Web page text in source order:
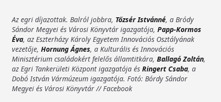
Az egri díjazottak. Balról jobbra, Tőzsér Istvánné, a Bródy
Sándor Megyei és Városi Könyvtár igazgatója, Papp-Kormos
Éva, az Eszterházy Károly Egyetem Innovációs Osztályának
vezetője, Hornung Ágnes, a Kulturális és Innovációs
Minisztérium családokért felelős államtitkára, Ballagó Zoltán,
az Egri Tankerületi Központ igazgatója és Ringert Csaba, a
Dobó István Vármúzeum igazgatója. Fotó: Bórdy Sándor
Megyei és Városi Könyvtár // Facebook